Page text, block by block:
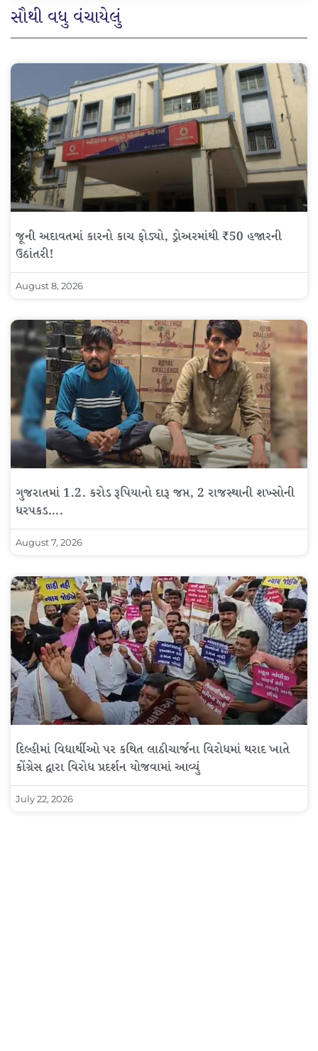
સૌથી વધુ વંચાયેલું
જૂની અદાવતમાં કારનો કાચ ફોડ્યો, ડ્રોઅરમાંથી ₹50 હજારની
ઉઠાંતરી!
August 8, 2026
ગુજરાતમાં 1.2. કરોડ રૂપિયાનો દારૂ જપ્ત, 2 રાજસ્થાની શખ્સોની
ધરપકડ….
August 7, 2026
દિલ્હીમાં વિદ્યાર્થીઓ પર કથિત લાઠીચાર્જના વિરોધમાં થરાદ ખાતે
કોંગ્રેસ દ્વારા વિરોધ પ્રદર્શન યોજવામાં આવ્યું
July 22, 2026